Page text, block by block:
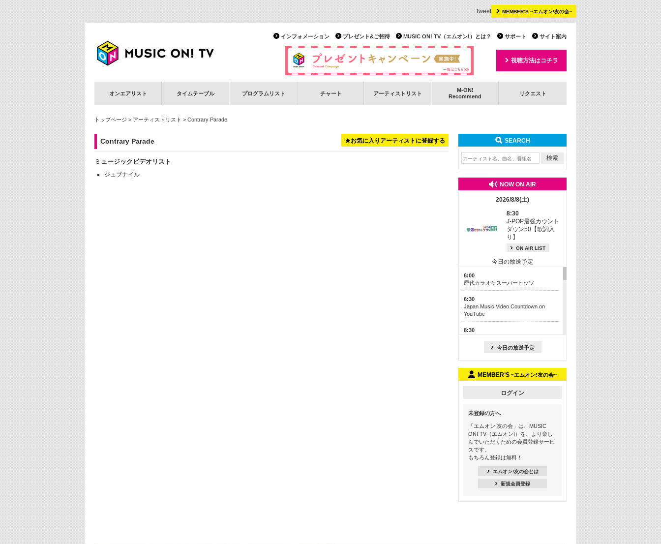
MEMBER’S ~エムオン!友の会~
Tweet
サイト案内
サポート
MUSIC ON! TV（エムオン!）とは？
プレゼント&ご招待
インフォメーション
視聴方法はコチラ
オンエアリスト タイムテーブル プログラムリスト チャート アーティストリスト
M-ON!
Recommend
リクエスト
トップページ > アーティストリスト > Contrary Parade
★お気に入りアーティストに登録する
Contrary Parade
ミュージックビデオリスト
ジュブナイル
SEARCH
NOW ON AIR
2026/8/8(土)
8:30
J-POP最強カウント
ダウン50【歌詞入
り】
ON AIR LIST
今日の放送予定
6:00
歴代カラオケスーパーヒッツ
6:30
Japan Music Video Countdown on
YouTube
8:30
M-ON! カラオケカウントダウン 50
Official髭男dism特集
よりぬき! この夏聴きたい! サマーソン
グメドレー【歌詞入り】
21:00
季節を感じよう! シーズンソング特集
-8月編-【歌詞入り】
ージックビデオ特集
今日の放送予定
MEMBER’S ~エムオン!友の会~
ログイン
未登録の方へ
「エムオン!友の会」は、MUSIC
ON! TV（エムオン!）を、より楽し
んでいただくための会員登録サービ
スです。
もちろん登録は無料！
エムオン!友の会とは
新規会員登録